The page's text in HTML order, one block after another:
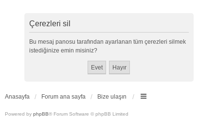
Çerezleri sil
Bu mesaj panosu tarafından ayarlanan tüm çerezleri silmek
istediğinize emin misiniz?
Anasayfa Forum ana sayfa Bize ulaşın
Powered by phpBB® Forum Software © phpBB Limited